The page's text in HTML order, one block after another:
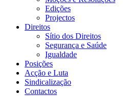
Edições
Projectos
Direitos
Sítio dos Direitos
Segurança e Saúde
Igualdade
Posições
Acção e Luta
Sindicalização
Contactos